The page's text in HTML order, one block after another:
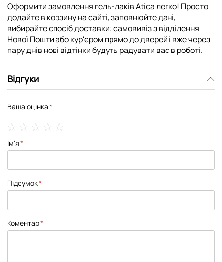
Оформити замовлення гель-лаків Atica легко! Просто
додайте в корзину на сайті, заповнюйте дані,
вибирайте спосіб доставки: самовивіз з відділення
Нової Пошти або кур'єром прямо до дверей і вже через
пару днів нові відтінки будуть радувати вас в роботі.
Відгуки
Ваша оцінка
star
stars
stars
stars
stars
Ім'я
Підсумок
Коментар